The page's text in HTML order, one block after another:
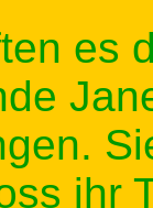
es
ihr